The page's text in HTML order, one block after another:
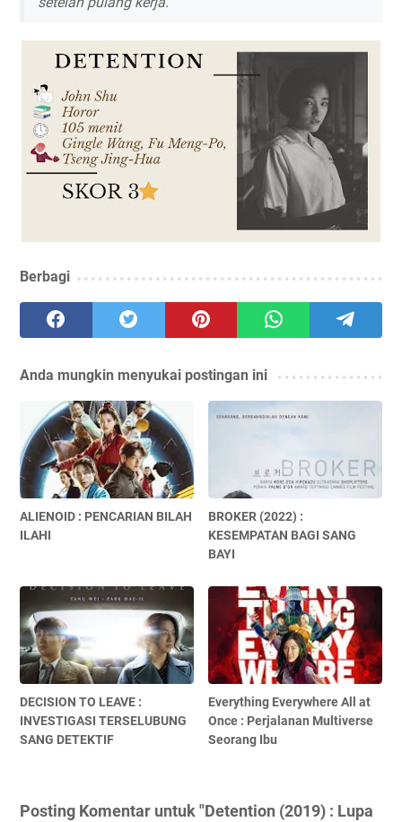
Berbagi
Anda mungkin menyukai postingan ini
ALIENOID : PENCARIAN BILAH
ILAHI
BROKER (2022) :
KESEMPATAN BAGI SANG
BAYI
DECISION TO LEAVE :
INVESTIGASI TERSELUBUNG
SANG DETEKTIF
Everything Everywhere All at
Once : Perjalanan Multiverse
Seorang Ibu
Posting Komentar untuk "Detention (2019) : Lupa